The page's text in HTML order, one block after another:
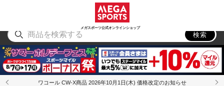
メガスポーツ公式オンラインショップ
アウトドア
検索
ワコール CW-X商品 2026年10月1日(木) 価格改定のお知らせ